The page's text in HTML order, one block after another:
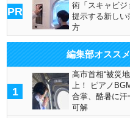
PR
術「スキャビ
提示する新しい
方
編集部オススメ
1
高市首相“被災
上！ ピアノ
合掌、酷暑に汗
可解